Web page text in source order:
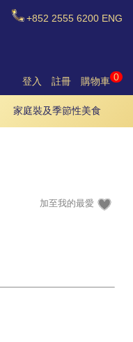
+852 2555 6200 ENG
登入 註冊 購物車 0
家庭裝及季節性美食